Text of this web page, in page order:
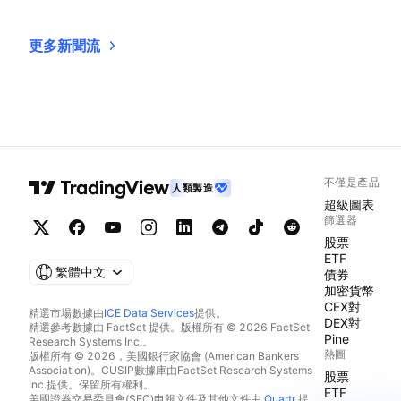
更多新聞流
人類製造
繁體中文
精選市場數據由ICE Data Services提供。
精選參考數據由 FactSet 提供。版權所有 © 2026 FactSet
Research Systems Inc.。
版權所有 © 2026，美國銀行家協會 (American Bankers
Association)。CUSIP數據庫由FactSet Research Systems
Inc.提供。保留所有權利。
不僅是產品
超級圖表
篩選器
股票
ETF
債券
加密貨幣
CEX對
DEX對
Pine
熱圖
股票
ETF